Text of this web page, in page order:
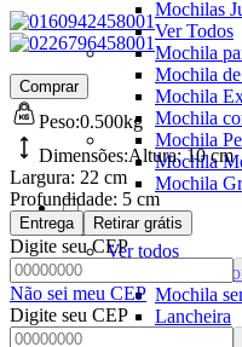
Mochilas
Ver Todos
Mochila
Mochila
Mochila
Mochila
Mochila
Mochila
Mochila
Escolar
Ver todos
Mochila
Mochila
Lancheira
Comprar
Peso:0.500kg
Dimensões:Altura: 10 cm
Largura: 22 cm
Profundidade: 5 cm
Entrega Retirar grátis
Digite seu CEP
Não sei meu CEP
Digite seu CEP